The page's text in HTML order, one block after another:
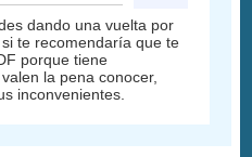
dando una vuelta por
te recomendaría que te
porque tiene
la pena conocer,
inconvenientes.